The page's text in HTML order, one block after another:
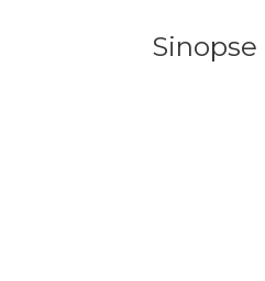
Sinopse